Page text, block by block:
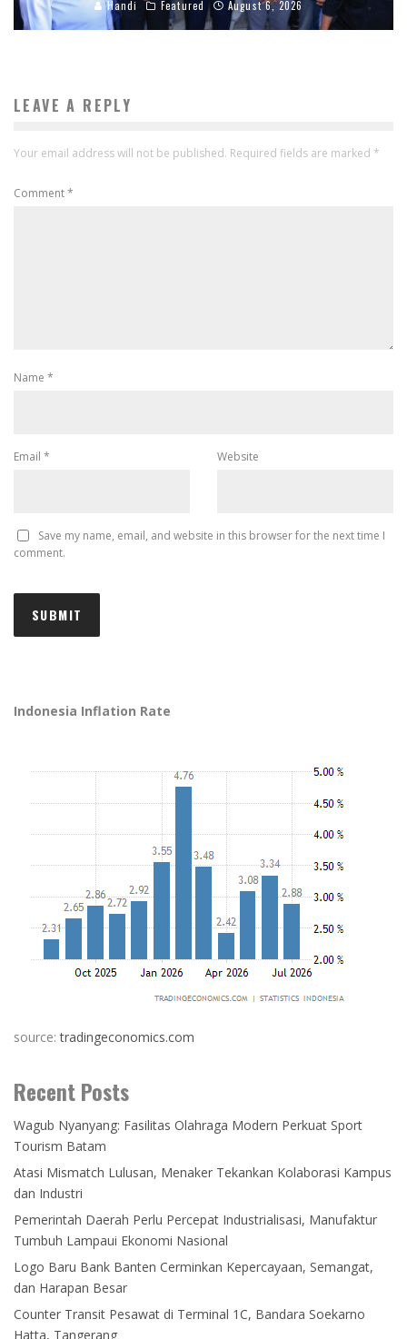
Handi Featured August 6, 2026
LEAVE A REPLY
Your email address will not be published. Required fields are marked *
Comment*
Name *
Email * Website
Save my name, email, and website in this browser for the next time I
comment.
Indonesia Inflation Rate
source:tradingeconomics.com
Recent Posts
Wagub Nyanyang: Fasilitas Olahraga Modern Perkuat Sport
Tourism Batam
Atasi Mismatch Lulusan, Menaker Tekankan Kolaborasi Kampus
dan Industri
Pemerintah Daerah Perlu Percepat Industrialisasi, Manufaktur
Tumbuh Lampaui Ekonomi Nasional
Logo Baru Bank Banten Cerminkan Kepercayaan, Semangat,
dan Harapan Besar
Counter Transit Pesawat di Terminal 1C, Bandara Soekarno
Hatta, Tangerang